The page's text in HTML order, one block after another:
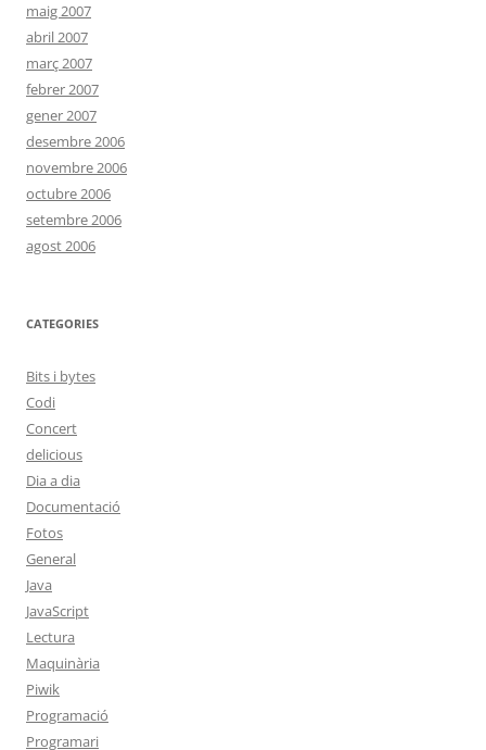
maig 2007
abril 2007
març 2007
febrer 2007
gener 2007
desembre 2006
novembre 2006
octubre 2006
setembre 2006
agost 2006
CATEGORIES
Bits i bytes
Codi
Concert
delicious
Dia a dia
Documentació
Fotos
General
Java
JavaScript
Lectura
Maquinària
Piwik
Programació
Programari